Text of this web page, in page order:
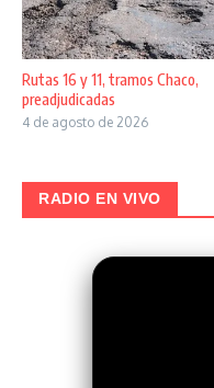
Rutas 16 y 11, tramos Chaco,
preadjudicadas
4 de agosto de 2026
RADIO EN VIVO